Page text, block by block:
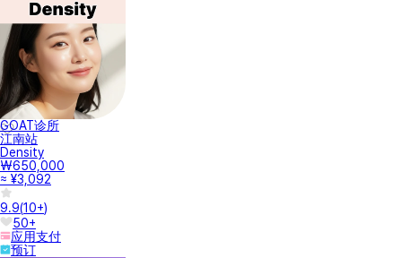
GOAT诊所
江南站
Density
₩650,000
≈ ¥3,092
9.9(10+)
50+
应用支付
预订